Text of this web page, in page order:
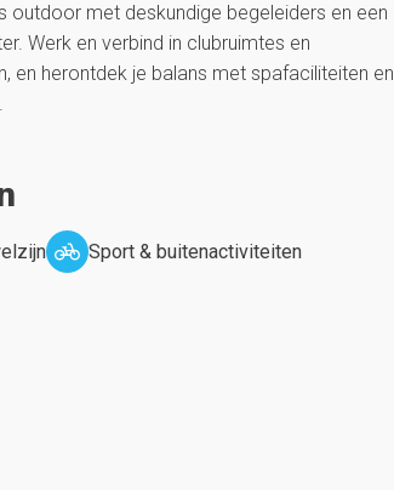
outdoor met deskundige begeleiders en een
Werk en verbind in clubruimtes en
en herontdek je balans met spafaciliteiten en
Sport & buitenactiviteiten